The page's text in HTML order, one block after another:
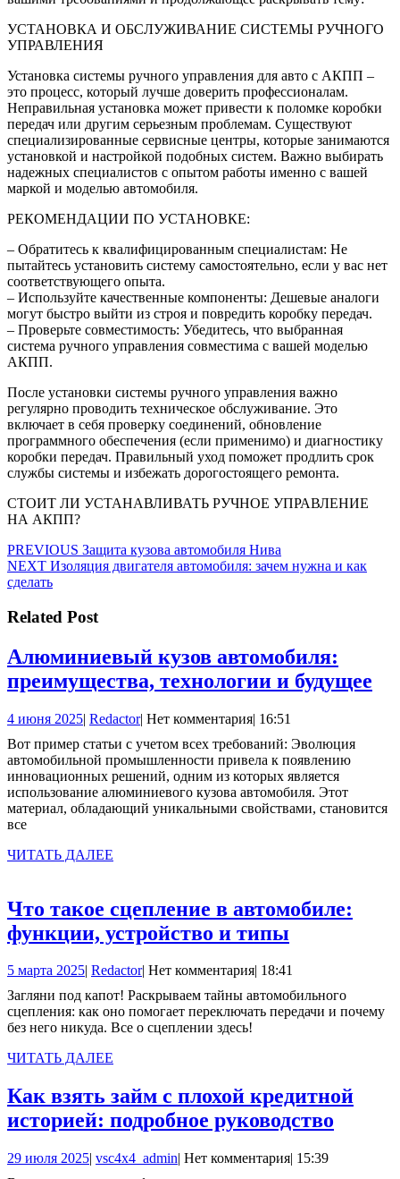
УСТАНОВКА И ОБСЛУЖИВАНИЕ СИСТЕМЫ РУЧНОГО
УПРАВЛЕНИЯ
Установка системы ручного управления для авто с АКПП –
это процесс, который лучше доверить профессионалам.
Неправильная установка может привести к поломке коробки
передач или другим серьезным проблемам. Существуют
специализированные сервисные центры, которые занимаются
установкой и настройкой подобных систем. Важно выбирать
надежных специалистов с опытом работы именно с вашей
маркой и моделью автомобиля.
РЕКОМЕНДАЦИИ ПО УСТАНОВКЕ:
– Обратитесь к квалифицированным специалистам: Не
пытайтесь установить систему самостоятельно, если у вас нет
соответствующего опыта.
– Используйте качественные компоненты: Дешевые аналоги
могут быстро выйти из строя и повредить коробку передач.
– Проверьте совместимость: Убедитесь, что выбранная
система ручного управления совместима с вашей моделью
АКПП.
После установки системы ручного управления важно
регулярно проводить техническое обслуживание. Это
включает в себя проверку соединений, обновление
программного обеспечения (если применимо) и диагностику
коробки передач. Правильный уход поможет продлить срок
службы системы и избежать дорогостоящего ремонта.
СТОИТ ЛИ УСТАНАВЛИВАТЬ РУЧНОЕ УПРАВЛЕНИЕ
НА АКПП?
Навигация
по
PREVIOUS Предыдущая
запись:
Защита кузова автомобиля Нива
NEXT Следующая
запись:
Изоляция двигателя автомобиля: зачем нужна и как
сделать
Related Post
Алюминиевый кузов автомобиля:
преимущества, технологии и будущее
и
4 июня 20254
2025
| RedactorRedactor
| Нет комментария| 16:51
Вот пример статьи с учетом всех требований: Эволюция
автомобильной промышленности привела к появлению
инновационных решений, одним из которых является
использование алюминиевого кузова автомобиля. Этот
материал, обладающий уникальными свойствами, становится
все
ЧИТАТЬ ДАЛЕЕ
Что такое сцепление в автомобиле:
функции, устройство и типы
сцепление
в
и
типы
5 марта 20255
2025
RedactorRedactor
| Нет комментария 18:41
Загляни под капот! Раскрываем тайны автомобильного
сцепления: как оно помогает переключать передачи и почему
без него никуда. Все о сцеплении здесь!
ЧИТАТЬ ДАЛЕЕ
Как взять займ с плохой кредитной
историей: подробное руководство
29 июля 202529
| vsc4x4_adminvsc4x4_admin
| Нет комментария| 15:39